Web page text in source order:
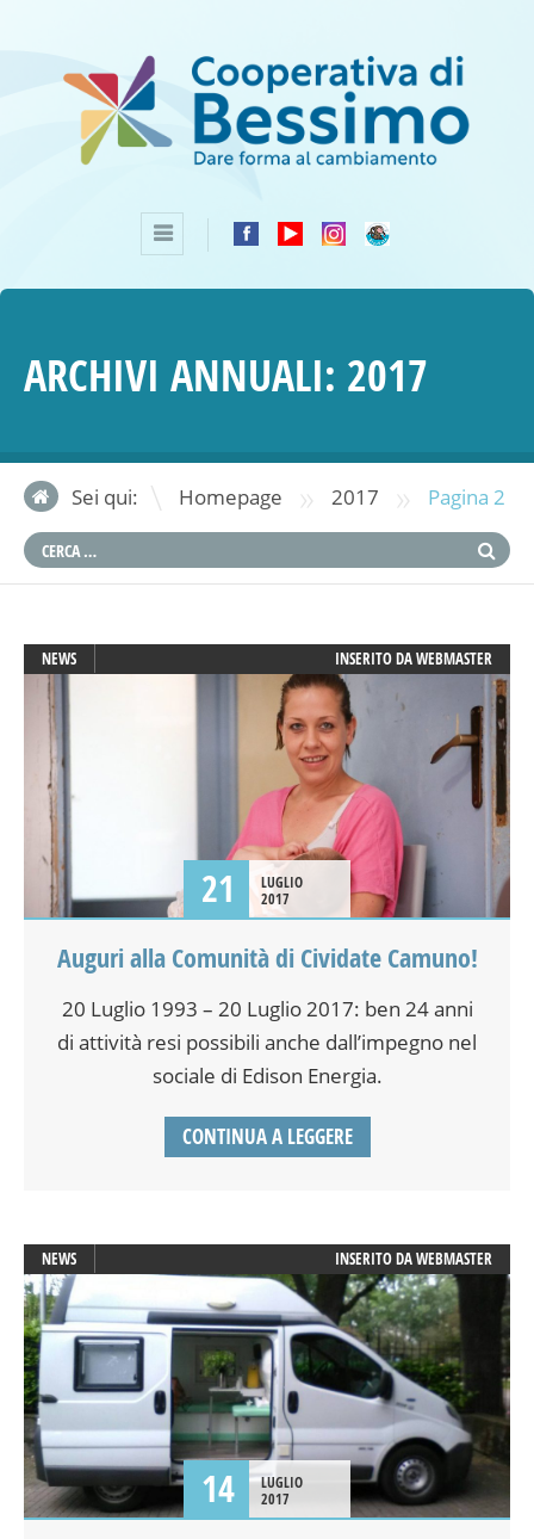
ARCHIVI ANNUALI: 2017
Sei qui: Homepage » 2017 » Pagina 2
NEWS INSERITO DAWEBMASTER
21
LUGLIO
2017
Auguri alla Comunità di Cividate Camuno!
20 Luglio 1993 – 20 Luglio 2017: ben 24 anni
di attività resi possibili anche dall’impegno nel
sociale di Edison Energia.
CONTINUA A LEGGERE
NEWS INSERITO DAWEBMASTER
14
LUGLIO
2017